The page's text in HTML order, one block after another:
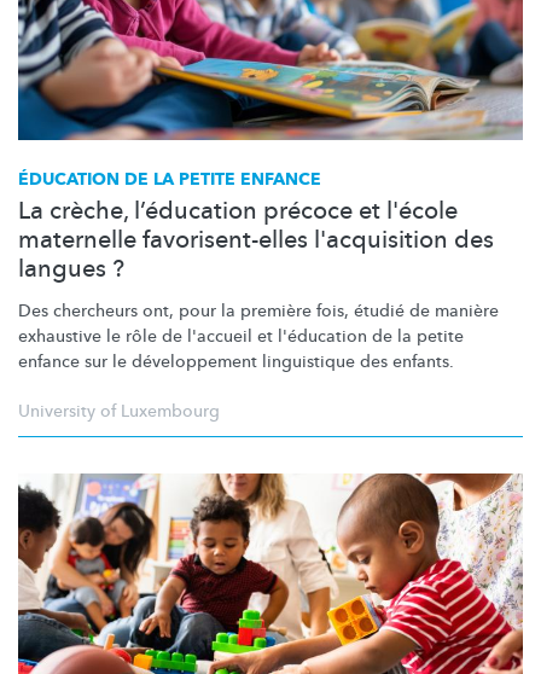
ÉDUCATION DE LA PETITE ENFANCE
La crèche, l’éducation précoce et l'école
maternelle favorisent-elles l'acquisition des
langues ?
Des chercheurs ont, pour la première fois, étudié de manière
exhaustive le rôle de l'accueil et l'éducation de la petite
enfance sur le développement linguistique des enfants.
University of Luxembourg